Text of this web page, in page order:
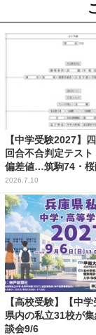
【中学受験2027】
回合不合判定テスト
偏差値…筑駒74・桜
2026.7.10
【高校受験】【中
県内の私立31校が
談会9/6